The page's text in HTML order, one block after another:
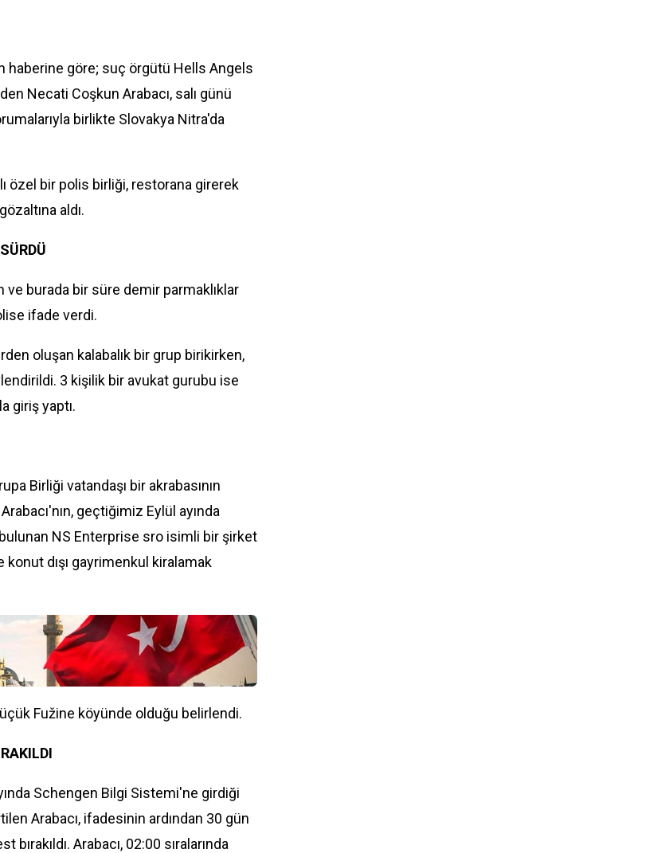
haberine göre; suç örgütü Hells Angels
Necati Coşkun Arabacı, salı günü
birlikte Slovakya Nitra'da
özel bir polis birliği, restorana girerek
aldı.
burada bir süre demir parmaklıklar
ifade verdi.
oluşan kalabalık bir grup birikirken,
3 kişilik bir avukat gurubu ise
giriş yaptı.
Birliği vatandaşı bir akrabasının
geçtiğimiz Eylül ayında
NS Enterprise sro isimli bir şirket
dışı gayrimenkul kiralamak
Fužine köyünde olduğu belirlendi.
Schengen Bilgi Sistemi'ne girdiği
Arabacı, ifadesinin ardından 30 gün
Arabacı, 02:00 sıralarında